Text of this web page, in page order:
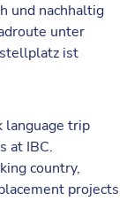
und nachhaltig
unter
ist
language trip
at IBC.
country,
projects